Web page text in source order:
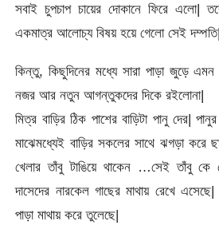
সবাই চুপচাপ চায়ের দোকানে ফিরে এলো|
একমাত্র আলোচ্য বিষয় হয়ে গেলো সেই দম্পতি|
কিন্তু, কিছুদিনের মধ্যে সারা পাড়া জুড়ে
নজর আর নতুন আগন্তুকদের দিকে রইলোনা|
মিত্র বাড়ির ঠিক পাশের বাড়িটা পানু দের|
মাঝেমধ্যেই বাড়ির সকলের সাথে ঝগড়া করে
খেলার তাঁবু টাঙিয়ে থাকেন …সেই তাঁবু কে
দাসেদের নারকেল গাছের মাথায় রেখে
পাড়া মাথায় করে তুলেছে|